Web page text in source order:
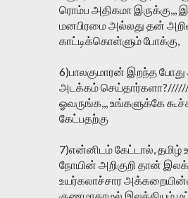
ரொம்ப அதிகமா இருக்கு,,,
மனபிரமை அல்லது தன்
காட்டிக்கொள்ளும் போக்கு,
6)பாலகுமாரன் இறந்த போது
அடக்கம்
ஓவருங்க,,, உங்களுக்கே
கேட்பதற்கு
7)என்னிடம் கேட்டால், தமிழ்
நோயின் அறிகுறி தான்
உயர்கலாச்சார